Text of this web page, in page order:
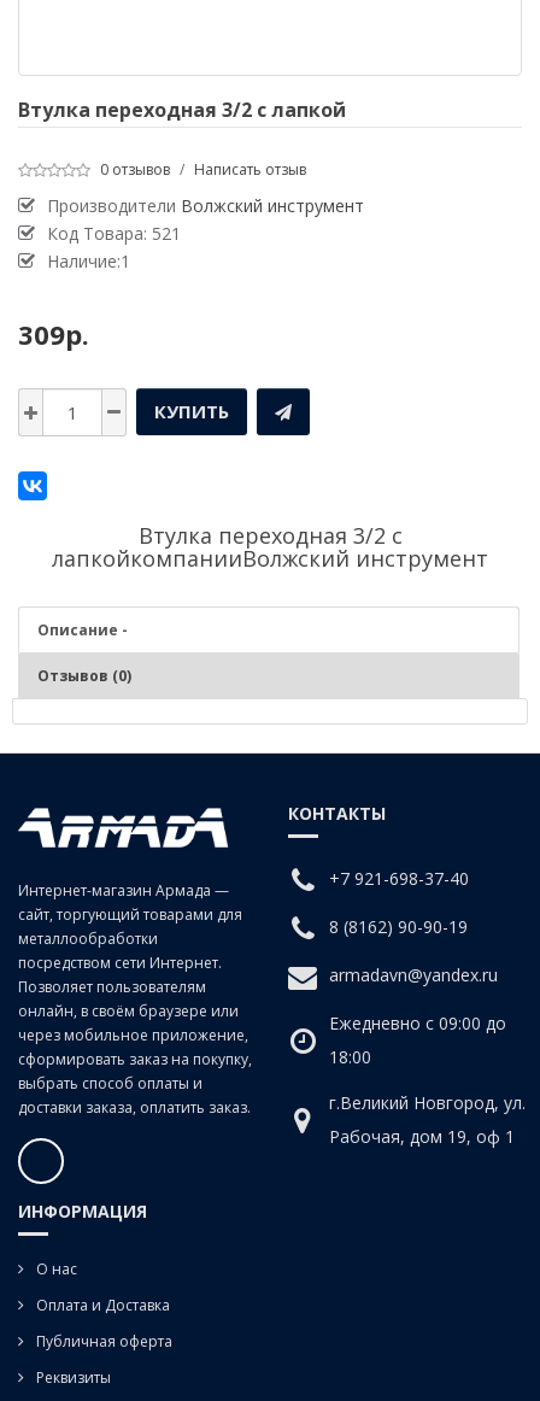
Втулка переходная 3/2 с лапкой
0 отзывов / Написать отзыв
Производители Волжский инструмент
Код Товара: 521
Наличие:1
309р.
КУПИТЬ
Втулка переходная 3/2 с
лапкойкомпанииВолжский инструмент
Описание -
Отзывов (0)
Используется для центрованной фиксации осевого инструмента и
приспособлений во внутренний конус Морзе шпинделей станков
и станочной оснастки, имеющей замок для удержания лапки.
Интернет-магазин Армада —
сайт, торгующий товарами для
металлообработки
посредством сети Интернет.
Позволяет пользователям
онлайн, в своём браузере или
через мобильное приложение,
сформировать заказ на покупку,
выбрать способ оплаты и
доставки заказа, оплатить заказ.
КОНТАКТЫ
+7 921-698-37-40
8 (8162) 90-90-19
armadavn@yandex.ru
Ежедневно с 09:00 до
18:00
г.Великий Новгород, ул.
Рабочая, дом 19, оф 1
ИНФОРМАЦИЯ
О нас
Оплата и Доставка
Публичная оферта
Реквизиты